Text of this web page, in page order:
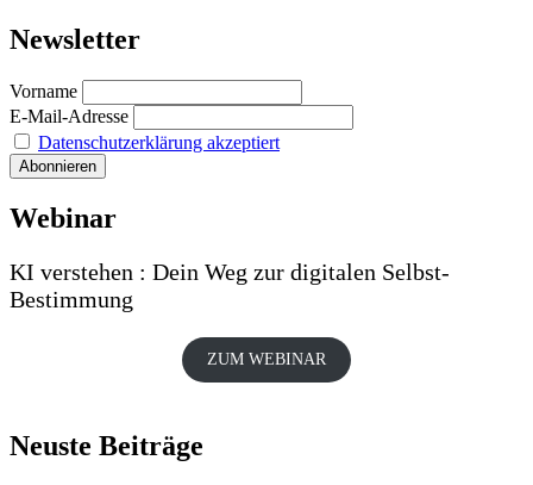
Newsletter
Vorname
E-Mail-Adresse
Datenschutzerklärung akzeptiert
Webinar
KI verstehen : Dein Weg zur digitalen Selbst-
Bestimmung
ZUM WEBINAR
Neuste Beiträge